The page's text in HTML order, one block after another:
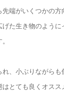
端がいくつかの方
た生き物のように
、小ぶりながらも
とても良くオスス